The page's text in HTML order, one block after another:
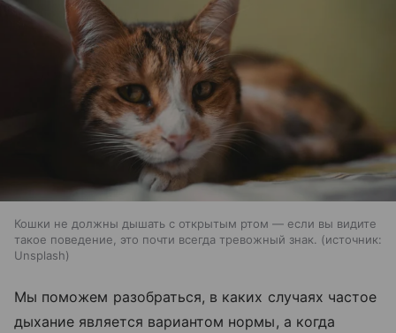
Кошки не должны дышать с открытым ртом — если вы видите
такое поведение, это почти всегда тревожный знак.
источник:
Unsplash
Мы поможем разобраться, в каких случаях частое
дыхание является вариантом нормы, а когда